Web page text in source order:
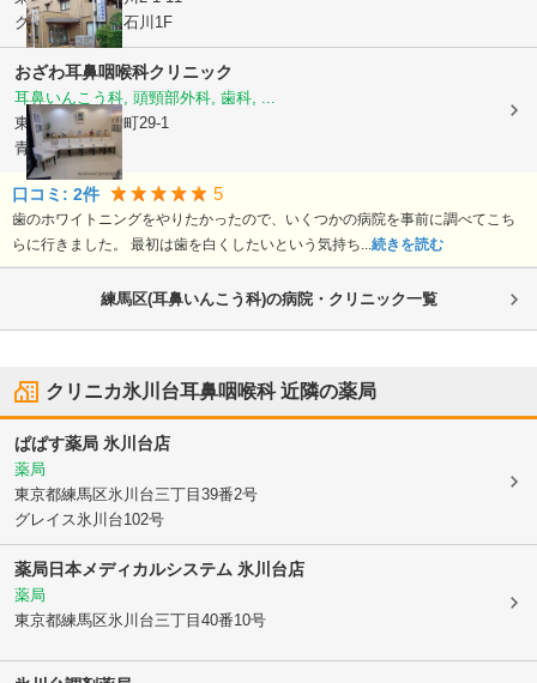
グリーンパレス石川1F
おざわ耳鼻咽喉科クリニック
耳鼻いんこう科, 頭頸部外科, 歯科, ...
東京都練馬区栄町29-1
青山堂ビル2F
口コミ: 2件 5
歯のホワイトニングをやりたかったので、いくつかの病院を事前に調べてこち
らに行きました。 最初は歯を白くしたいという気持ち...続きを読む
練馬区(耳鼻いんこう科)の病院・クリニック一覧
クリニカ氷川台耳鼻咽喉科近隣の薬局
ぱぱす薬局 氷川台店
薬局
東京都練馬区氷川台三丁目39番2号
グレイス氷川台102号
薬局日本メディカルシステム 氷川台店
薬局
東京都練馬区氷川台三丁目40番10号